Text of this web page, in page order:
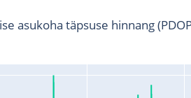
asukoha täpsuse hinnang